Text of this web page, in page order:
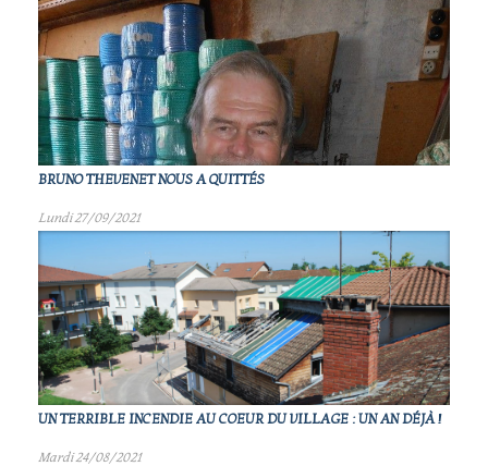
BRUNO THEVENET NOUS A QUITTÉS
Lundi 27/09/2021
UN TERRIBLE INCENDIE AU COEUR DU VILLAGE : UN AN DÉJÀ !
Mardi 24/08/2021